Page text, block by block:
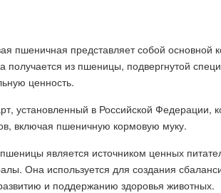
пшеничная представляет собой основной
получается из пшеницы, подвергнутой
ценность.
установленный в Российской Федерации,
включая пшеничную кормовую муку.
является источником ценных
Она используется для создания
и поддержанию здоровья животных.